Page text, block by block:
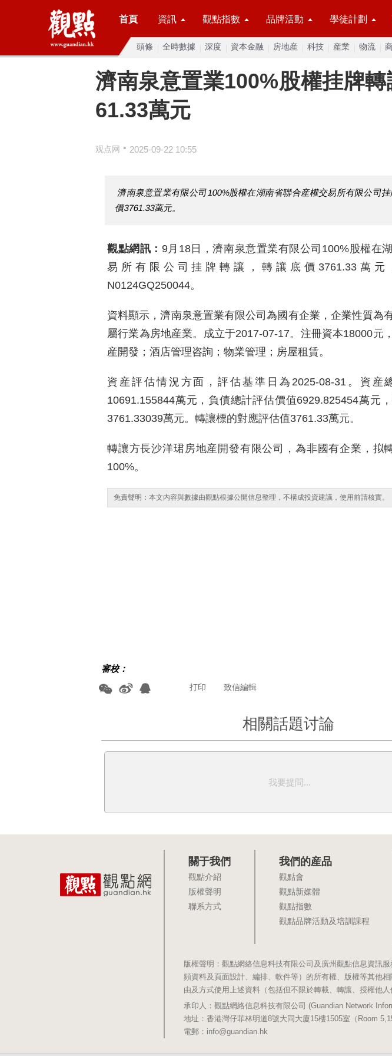
首頁 資訊 觀點指數 品牌活動 學徒計劃
頭條 全時數據 深度 資本金融 房地産 科技 産業 物流
濟南泉意置業100%股權挂牌
61.33萬元
观点网 • 2025-09-22 10:55
濟南泉意置業有限公司100%股權在湖南省聯合産權交易所有限公司
價3761.33萬元。
觀點網訊： 9月18日，濟南泉意置業有限公司100%股權在
易所有限公司挂牌轉讓，轉讓底價3761.33萬元
N0124GQ250044。
資料顯示，濟南泉意置業有限公司為國有企業，企業性質為
屬行業為房地産業。成立于2017-07-17。注冊資本18000元
産開發；酒店管理咨詢；物業管理；房屋租賃。
資産評估情況方面，評估基準日為2025-08-31。資産
10691.155844萬元，負債總計評估價值6929.825454萬元
3761.33039萬元。轉讓標的對應評估值3761.33萬元。
轉讓方長沙洋珺房地産開發有限公司，為非國有企業，拟
100%。
免責聲明：本文内容與數據由觀點根據公開信息整理，不構成投資建議，使用前請核實。
審校：
致信編輯
打印
相關話題讨論
我要提問...
關于我們
觀點介紹
版權聲明
聯系方式
我們的産品
觀點會
觀點新媒體
觀點指數
觀點品牌活動及培訓課程
版權聲明：觀點網絡信息科技有限公司及廣州觀點信息資訊
頻資料及頁面設計、編排、軟件等）的所有權、版權等其他
由及方式使用上述資料（包括但不限於轉載、轉讓、授權他
承印人：觀點網絡信息科技有限公司 (Guandian Network
地址：香港灣仔菲林明道8號大同大廈15樓1505室（Room
電郵：info@guandian.hk